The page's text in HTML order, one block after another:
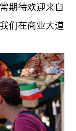
期待欢迎来自
们在商业大道